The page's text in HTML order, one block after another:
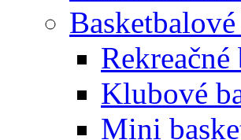
Klubové
Mini